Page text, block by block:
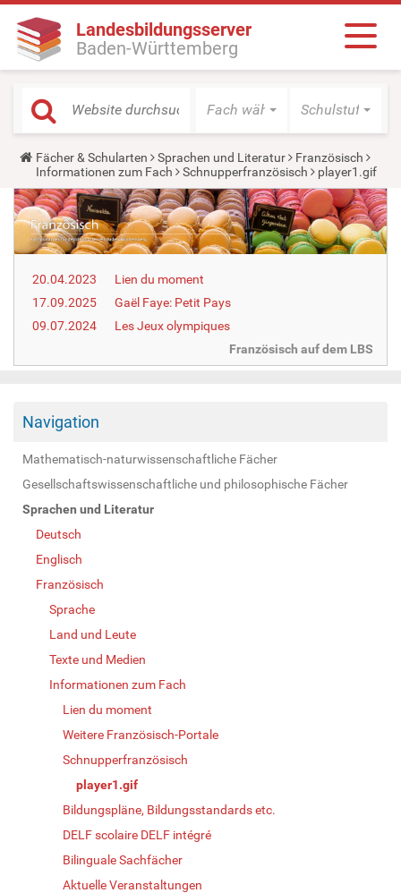
Landesbildungsserver
Baden-Württemberg
Fach wählen Schulstufe
Y
o
u
a
r
e
h
e
e
:
Fächer & Schularten Sprachen und Literatur
Französisch
Informationen zum Fach
Schnupperfranzösisch player1.gif
20.04.2023
Lien du moment
17.09.2025
Gaël Faye: Petit Pays
09.07.2024
Les Jeux olympiques
Französisch auf dem LBS
Navigation
Mathematisch-naturwissenschaftliche Fächer
Gesellschaftswissenschaftliche und philosophische Fächer
Sprachen und Literatur
Deutsch
Englisch
Französisch
Sprache
Land und Leute
Texte und Medien
Informationen zum Fach
Lien du moment
Weitere Französisch-Portale
Schnupperfranzösisch
player1.gif
Bildungspläne, Bildungsstandards etc.
DELF scolaire DELF intégré
Bilinguale Sachfächer
Aktuelle Veranstaltungen